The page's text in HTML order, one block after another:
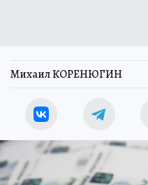
Михаил КОРЕНЮГИН